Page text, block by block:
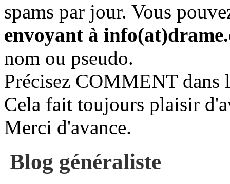
spams par jour. Vous
envoyant à
nom ou pseudo.
Précisez COMMENT dans
Cela fait toujours plaisir
Merci d'avance.
Blog généraliste